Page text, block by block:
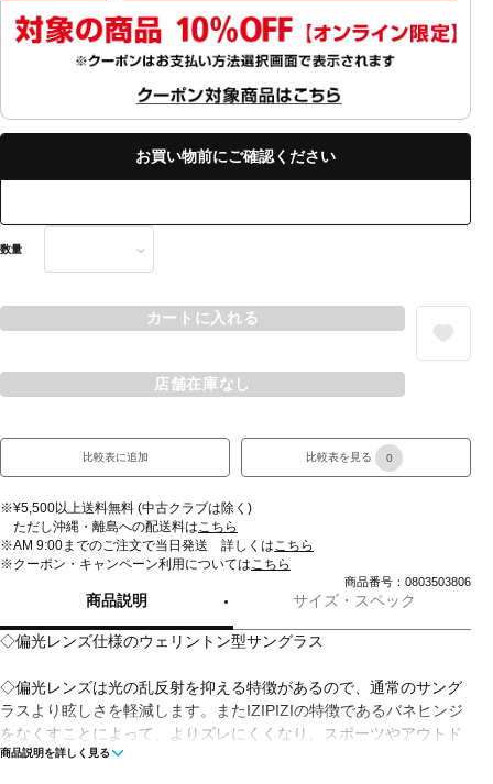
お買い物前にご確認ください
数量
カートに入れる
店舗在庫なし
比較表に追加 比較表を見る 0
※¥5,500以上送料無料 (中古クラブは除く)
ただし沖縄・離島への配送料はこちら
※AM 9:00までのご注文で当日発送 詳しくはこちら
※クーポン・キャンペーン利用についてはこちら
商品番号：0803503806
商品説明 サイズ・スペック
◇偏光レンズ仕様のウェリントン型サングラス
◇偏光レンズは光の乱反射を抑える特徴があるので、通常のサング
ラスより眩しさを軽減します。またIZIPIZIの特徴であるバネヒンジ
をなくすことによって、よりズレにくくなり、スポーツやアウトド
ア、ドライブでも活躍します。
商品説明を詳しく見る